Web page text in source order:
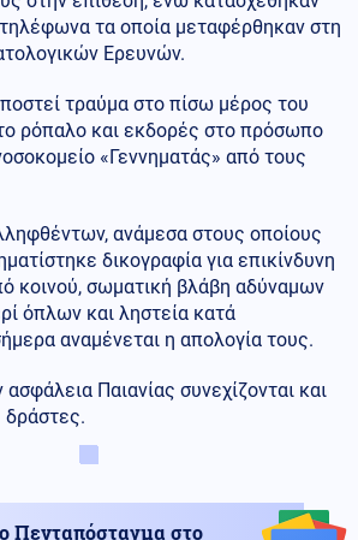
τηλέφωνα τα οποία μεταφέρθηκαν στη
Ερευνών.
τραύμα στο πίσω μέρος του
ρόπαλο και εκδορές στο πρόσωπο
«Γεννηματάς» από τους
ανάμεσα στους οποίους
δικογραφία για επικίνδυνη
κοινού, σωματική βλάβη αδύναμων
όπλων και ληστεία κατά
αναμένεται η απολογία τους.
Παιανίας συνεχίζονται και
δράστες.
Πενταπόσταγμα στο